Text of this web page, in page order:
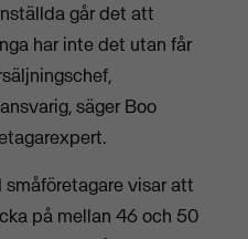
går det att
har inte det utan får
säger Boo
visar att
på mellan 46 och 50